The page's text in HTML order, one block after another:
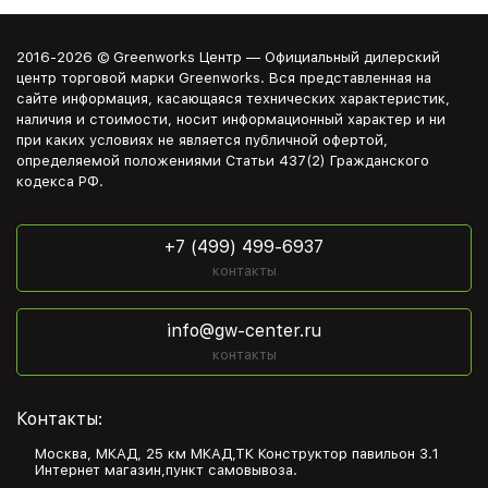
2016-2026 © Greenworks Центр — Официальный дилерский
центр торговой марки Greenworks. Вся представленная на
сайте информация, касающаяся технических характеристик,
наличия и стоимости, носит информационный характер и ни
при каких условиях не является публичной офертой,
определяемой положениями Статьи 437(2) Гражданского
кодекса РФ.
+7 (499) 499-6937
контакты
info@gw-center.ru
контакты
Контакты:
Москва, МКАД, 25 км МКАД,ТК Конструктор павильон З.1
Интернет магазин,пункт самовывоза.